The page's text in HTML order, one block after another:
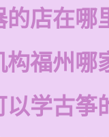
的店在哪
构福州哪
以学古筝